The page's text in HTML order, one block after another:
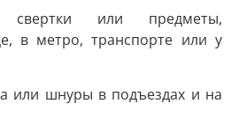
свертки или предметы,
в метро, транспорте или у
или шнуры в подъездах и на